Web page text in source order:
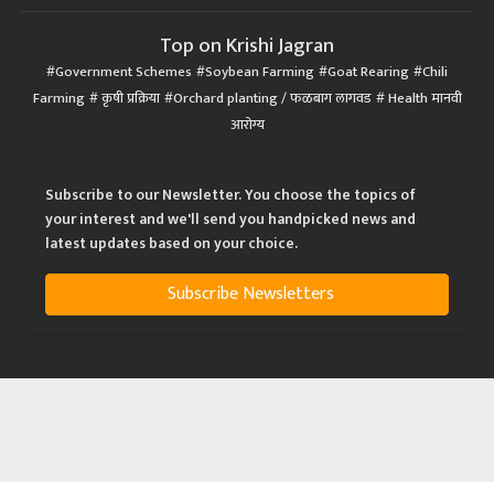
Top on Krishi Jagran
Government Schemes Soybean Farming Goat Rearing Chili
Farming कृषी प्रक्रिया Orchard planting / फळबाग लागवड Health मानवी
आरोग्य
Subscribe to our Newsletter. You choose the topics of
your interest and we'll send you handpicked news and
latest updates based on your choice.
Subscribe Newsletters